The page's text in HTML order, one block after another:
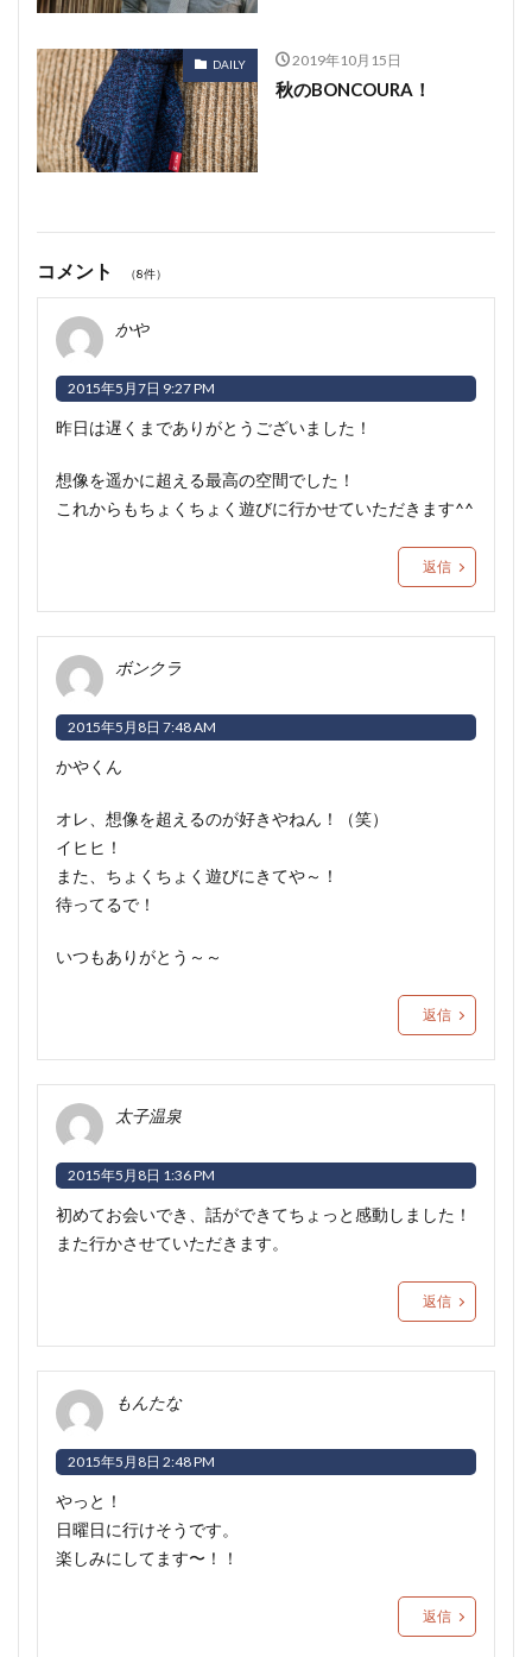
DAILY 2019年10月15日
秋のBONCOURA！
コメント （8件）
かや
2015年5月7日 9:27 PM
昨日は遅くまでありがとうございました！
想像を遥かに超える最高の空間でした！
これからもちょくちょく遊びに行かせていただきます^^
返信
ボンクラ
2015年5月8日 7:48 AM
かやくん
オレ、想像を超えるのが好きやねん！（笑）
イヒヒ！
また、ちょくちょく遊びにきてや～！
待ってるで！
いつもありがとう～～
返信
太子温泉
2015年5月8日 1:36 PM
初めてお会いでき、話ができてちょっと感動しました！
また行かさせていただきます。
返信
もんたな
2015年5月8日 2:48 PM
やっと！
日曜日に行けそうです。
楽しみにしてます〜！！
返信